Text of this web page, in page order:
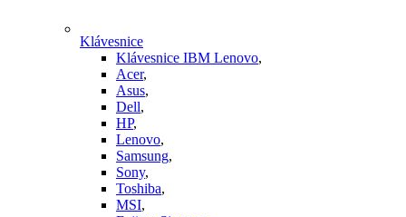
Klávesnice
Klávesnice IBM Lenovo,
Acer,
Asus,
Dell,
HP,
Lenovo,
Samsung,
Sony,
Toshiba,
MSI,